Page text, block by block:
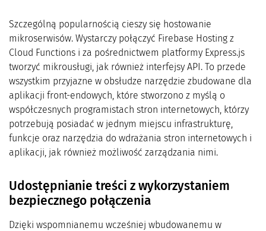
Szczególną popularnością cieszy się hostowanie
mikroserwisów. Wystarczy połączyć Firebase Hosting z
Cloud Functions i za pośrednictwem platformy Express.js
tworzyć mikrousługi, jak również interfejsy API. To przede
wszystkim przyjazne w obsłudze narzędzie zbudowane dla
aplikacji front-endowych, które stworzono z myślą o
współczesnych programistach stron internetowych, którzy
potrzebują posiadać w jednym miejscu infrastrukturę,
funkcje oraz narzędzia do wdrażania stron internetowych i
aplikacji, jak również możliwość zarządzania nimi.
Udostępnianie treści z wykorzystaniem
bezpiecznego połączenia
Dzięki wspomnianemu wcześniej wbudowanemu w